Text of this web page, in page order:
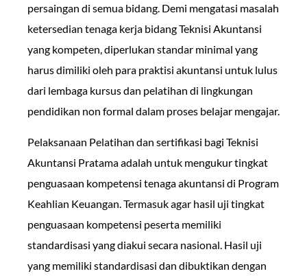
persaingan di semua bidang. Demi mengatasi masalah
ketersedian tenaga kerja bidang Teknisi Akuntansi
yang kompeten, diperlukan standar minimal yang
harus dimiliki oleh para praktisi akuntansi untuk lulus
dari lembaga kursus dan pelatihan di lingkungan
pendidikan non formal dalam proses belajar mengajar.
Pelaksanaan Pelatihan dan sertifikasi bagi Teknisi
Akuntansi Pratama adalah untuk mengukur tingkat
penguasaan kompetensi tenaga akuntansi di Program
Keahlian Keuangan. Termasuk agar hasil uji tingkat
penguasaan kompetensi peserta memiliki
standardisasi yang diakui secara nasional. Hasil uji
yang memiliki standardisasi dan dibuktikan dengan